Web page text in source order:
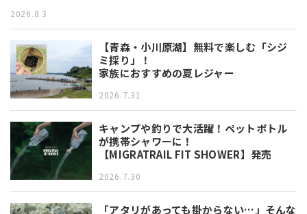
2026.8.3
【青森・小川原湖】無料で楽しむ「シジ
ミ採り」！
家族におすすめの夏レジャー
2026.7.31
キャンプや釣りで大活躍！ペットボトル
が携帯シャワーに！
【MIGRATRAIL FIT SHOWER】発売
2026.7.30
「アタリがあっても掛からない…」そんな